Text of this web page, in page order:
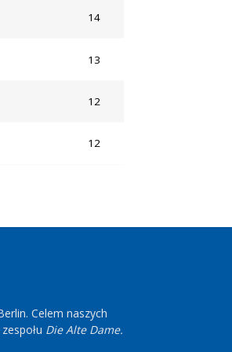
14
13
12
12
Celem naszych
Die Alte Dame.